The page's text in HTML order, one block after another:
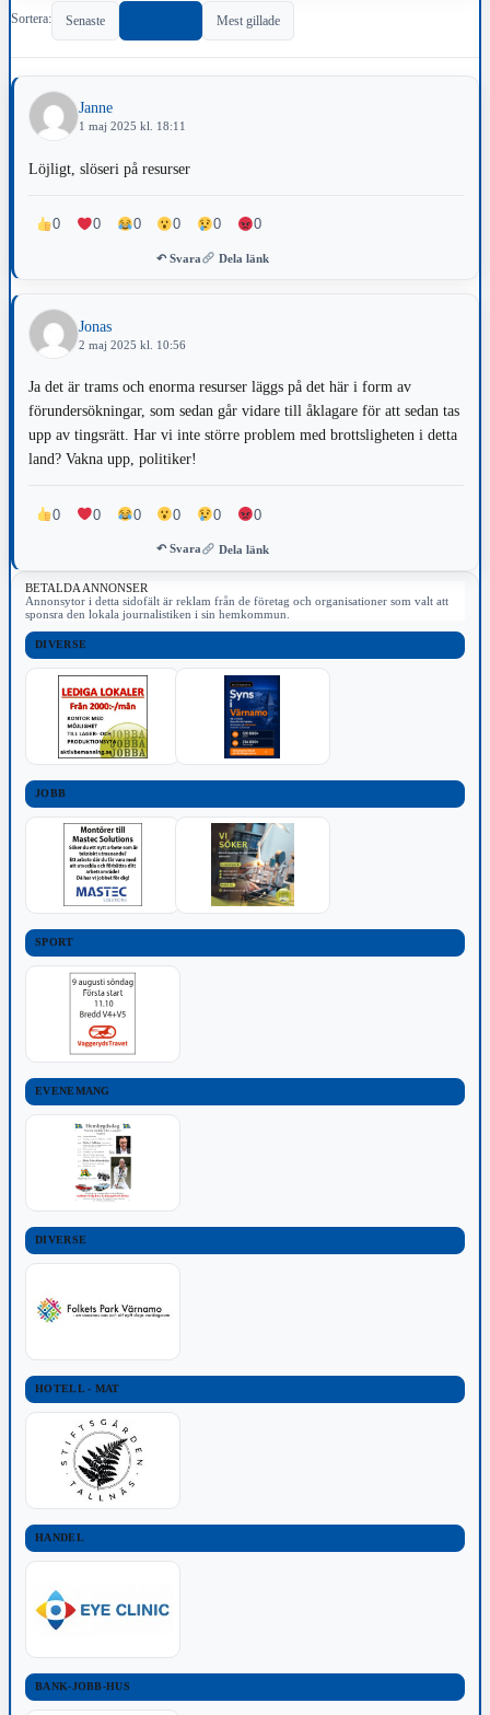
Sortera: Senaste Mest gillade
Janne
1 maj 2025 kl. 18:11
Löjligt, slöseri på resurser
0 0 0 0 0 0
↶ Svara Dela länk
Jonas
2 maj 2025 kl. 10:56
Ja det är trams och enorma resurser läggs på det här i form av
förundersökningar, som sedan går vidare till åklagare för att sedan tas
upp av tingsrätt. Har vi inte större problem med brottsligheten i detta
land? Vakna upp, politiker!
0 0 0 0 0 0
↶ Svara Dela länk
BETALDA ANNONSER
Annonsytor i detta sidofält är reklam från de företag och organisationer som valt att
sponsra den lokala journalistiken i sin hemkommun.
DIVERSE
JOBB
SPORT
EVENEMANG
DIVERSE
HOTELL - MAT
HANDEL
BANK-JOBB-HUS